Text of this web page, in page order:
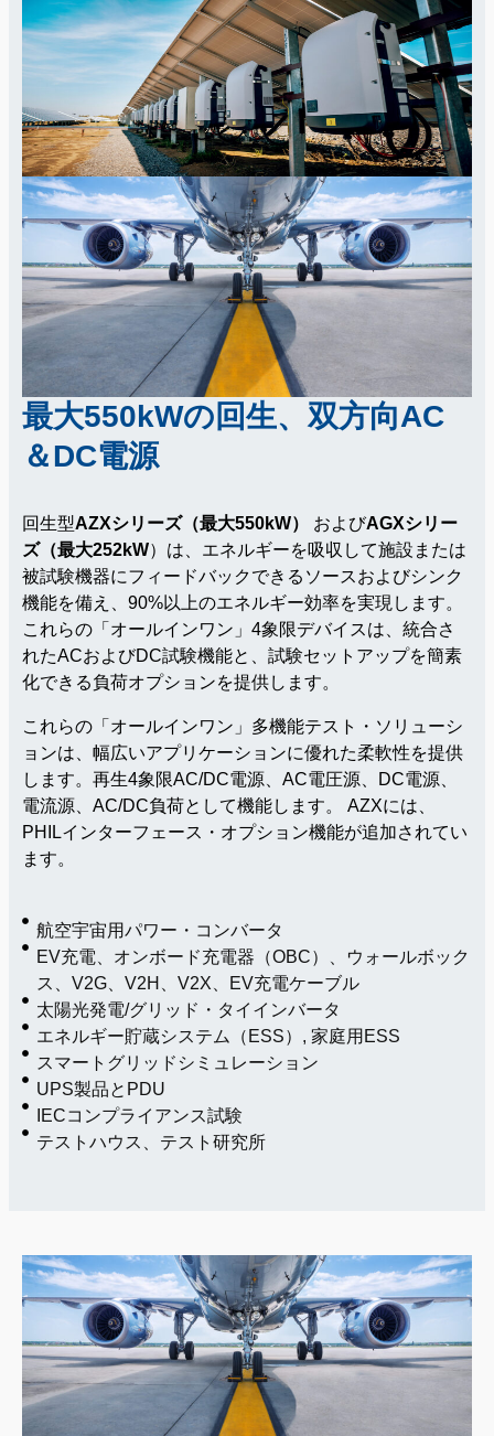
最大550kWの回生、双方向AC
＆DC電源
回生型AZXシリーズ（最大550kW） およびAGXシリー
ズ（最大252kW）は、エネルギーを吸収して施設または
被試験機器にフィードバックできるソースおよびシンク
機能を備え、90%以上のエネルギー効率を実現します。
これらの「オールインワン」4象限デバイスは、統合さ
れたACおよびDC試験機能と、試験セットアップを簡素
化できる負荷オプションを提供します。
これらの「オールインワン」多機能テスト・ソリューシ
ョンは、幅広いアプリケーションに優れた柔軟性を提供
します。再生4象限AC/DC電源、AC電圧源、DC電源、
電流源、AC/DC負荷として機能します。 AZXには、
PHILインターフェース・オプション機能が追加されてい
ます。
航空宇宙用パワー・コンバータ
EV充電、オンボード充電器（OBC）、ウォールボック
ス、V2G、V2H、V2X、EV充電ケーブル
太陽光発電/グリッド・タイインバータ
エネルギー貯蔵システム（ESS）, 家庭用ESS
スマートグリッドシミュレーション
UPS製品とPDU
IECコンプライアンス試験
テストハウス、テスト研究所